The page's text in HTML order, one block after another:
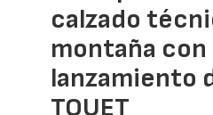
calzado
montaña con
lanzamiento
TOUET